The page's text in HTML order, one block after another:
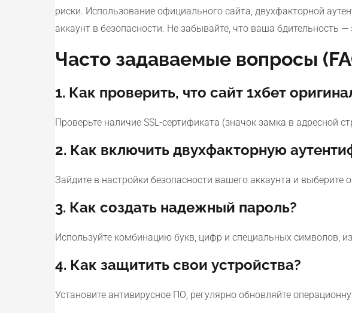
риски. Использование официального сайта, двухфакторной
аккаунт в безопасности. Не забывайте, что ваша
Часто задаваемые вопросы
1. Как проверить, что сайт 1хбет
Проверьте наличие SSL-сертификата (значок замка в адресной
2. Как включить двухфакторную
Зайдите в настройки безопасности вашего аккаунта и
3. Как создать надежный пароль?
Используйте комбинацию букв, цифр и специальных символов,
4. Как защитить свои устройства?
Установите антивирусное ПО, регулярно обновляйте